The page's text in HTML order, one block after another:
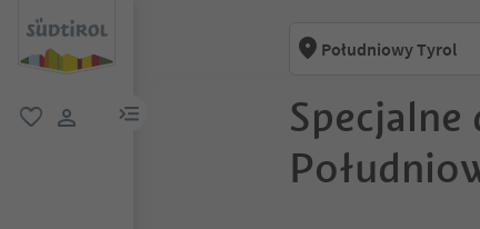
link menu
Południowy Tyrol